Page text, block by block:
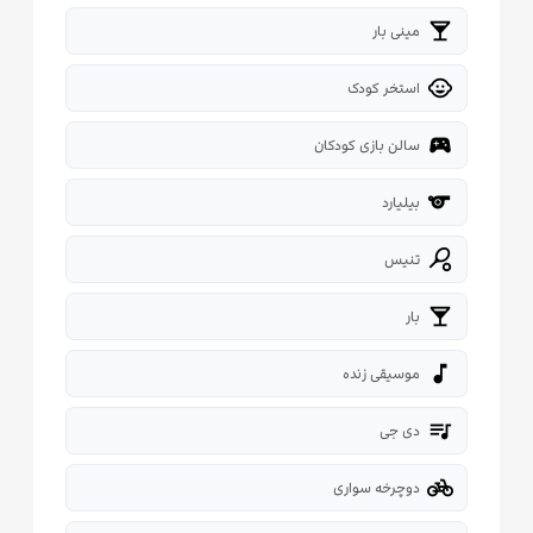
local_bar مینی بار
child_care استخر کودک
sports_esports سالن بازی کودکان
بیلیارد
sports_tennis تنیس
local_bar بار
music_note موسیقی زنده
queue_music دی جی
pedal_bike دوچرخه سواری